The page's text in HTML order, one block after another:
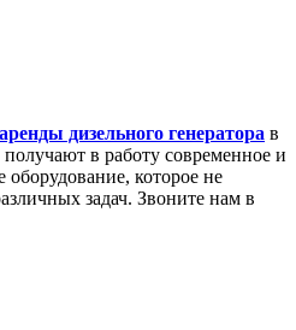
аренды дизельного генератора в
в работу современное и
оборудование, которое не
задач. Звоните нам в